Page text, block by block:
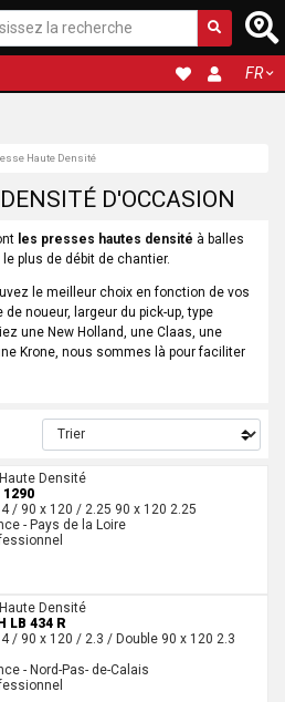
FR
Haute Densité
D'OCCASION
les presses hautes densité à balles
plus de débit de chantier.
le meilleur choix en fonction de vos
noueur, largeur du pick-up, type
une New Holland, une Claas, une
Krone, nous sommes là pour faciliter
Densité
1290
/ 90 x 120 / 2.25 90 x 120 2.25
- Pays de la Loire
Densité
LB 434 R
/ 90 x 120 / 2.3 / Double 90 x 120 2.3
- Nord-Pas- de-Calais